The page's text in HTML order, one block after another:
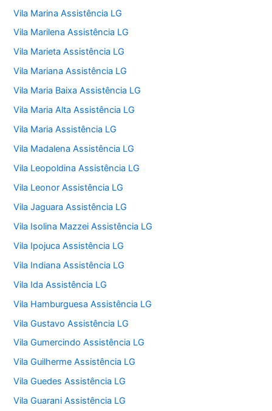
Vila Marina Assistência LG
Vila Marilena Assistência LG
Vila Marieta Assistência LG
Vila Mariana Assistência LG
Vila Maria Baixa Assistência LG
Vila Maria Alta Assistência LG
Vila Maria Assistência LG
Vila Madalena Assistência LG
Vila Leopoldina Assistência LG
Vila Leonor Assistência LG
Vila Jaguara Assistência LG
Vila Isolina Mazzei Assistência LG
Vila Ipojuca Assistência LG
Vila Indiana Assistência LG
Vila Ida Assistência LG
Vila Hamburguesa Assistência LG
Vila Gustavo Assistência LG
Vila Gumercindo Assistência LG
Vila Guilherme Assistência LG
Vila Guedes Assistência LG
Vila Guarani Assistência LG